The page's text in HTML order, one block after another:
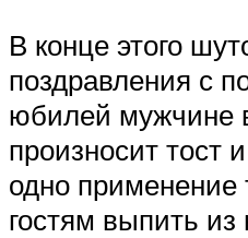
В конце этого
поздравления с
юбилей мужчине
произносит тост
одно
гостям выпить из